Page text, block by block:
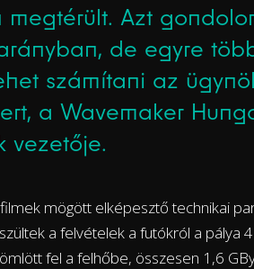
megtérült. Azt
de egyre
számítani az
a Wavemaker
vezetője.
mögött elképesztő technikai
a felvételek a futókról a pálya
fel a felhőbe, összesen 1,6